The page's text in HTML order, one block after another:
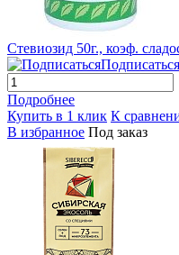
Стевиозид 50г., коэф.
Подписаться
Подробнее
Купить в 1 клик К
В избранное Под заказ